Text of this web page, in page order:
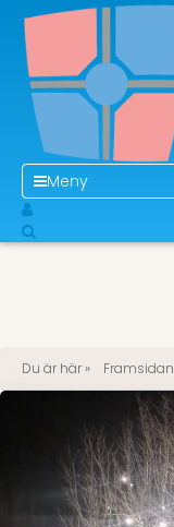
Meny
Du är här » Framsidan